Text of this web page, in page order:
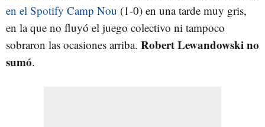
en el Spotify Camp Nou (1-0) en una tarde muy gris,
en la que no fluyó el juego colectivo ni tampoco
sobraron las ocasiones arriba. Robert Lewandowski no
sumó.